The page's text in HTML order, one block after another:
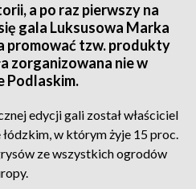
a po raz pierwszy na
gala Luksusowa Marka
promować tzw. produkty
zorganizowana nie w
Podlaskim.
edycji gali został właściciel
w którym żyje 15 proc.
ze wszystkich ogrodów